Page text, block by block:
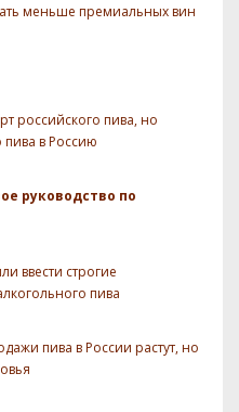
меньше премиальных вин
российского пива, но
пива в Россию
руководство по
ввести строгие
пива
пива в России растут, но